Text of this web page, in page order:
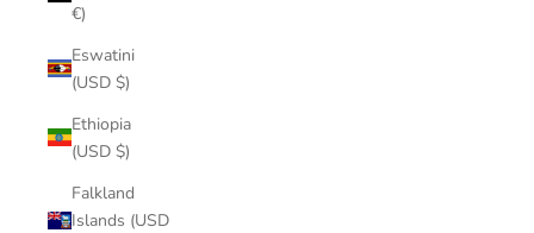
€)
Eswatini
(USD $)
Ethiopia
(USD $)
Falkland
Islands (USD